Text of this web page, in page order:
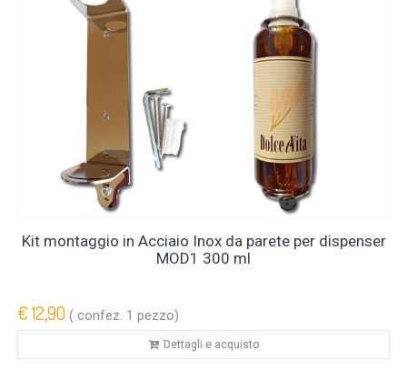
Kit montaggio in Acciaio Inox da parete per dispenser
MOD1 300 ml
€ 12,90 ( confez. 1 pezzo)
Dettagli e acquisto